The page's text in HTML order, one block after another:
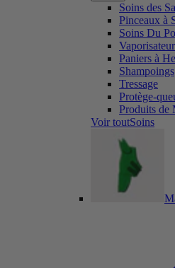
Soins des
Pinceaux à
Soins Du
Paniers à
Shampoings
Tressage
Protège-
Produits de
Voir toutSoins